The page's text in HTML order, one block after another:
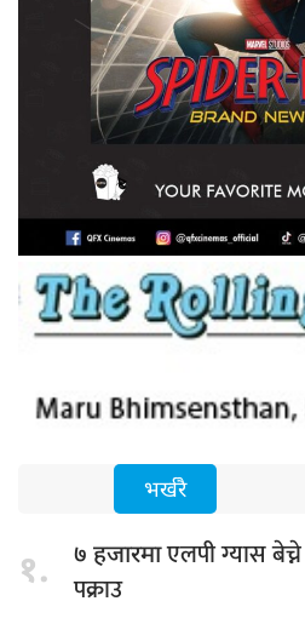
भर्खरै
१. ७ हजारमाएलपी ग्यास
पक्राउ